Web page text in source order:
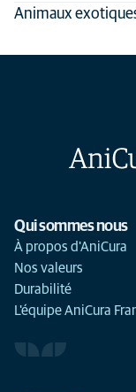
Nom du traitement
Tous les types
Animaux
Qui sommes nous
À propos d'AniCura
Nos valeurs
Durabilité
L'équipe AniCura